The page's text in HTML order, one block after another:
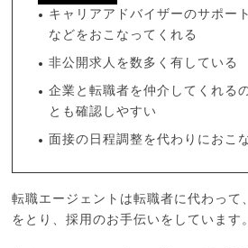
キャリアアドバイザーのサポー
などをおこなってくれる
非公開求人を数多く有している
企業と転職者を仲介してくれる
とも確認しやすい
面接の日程調整を代わりにおこ
転職エージェントは転職者に代わって
をとり、採用のお手伝いをしています。